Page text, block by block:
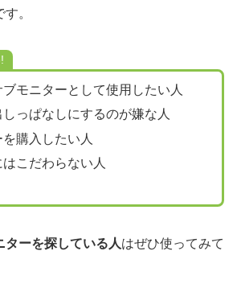
。
モニターとして使用したい人
っぱなしにするのが嫌な人
購入したい人
こだわらない人
ターを探している人はぜひ使ってみて